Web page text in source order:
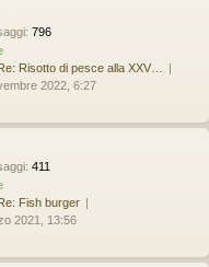
: 796
Re: Risotto di pesce alla XXV…
2022, 6:27
: 411
Re: Fish burger
2021, 13:56